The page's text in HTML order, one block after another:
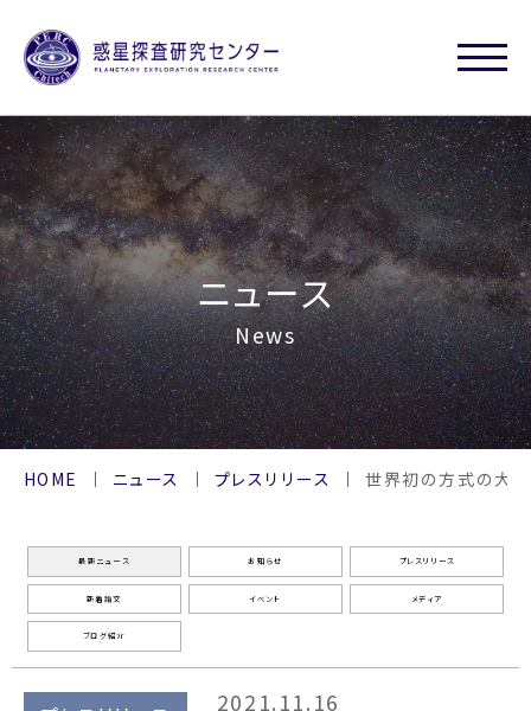
ニュース
News
HOME ニュース プレスリリース 世界初の方式の大面
最新ニュース お知らせ プレスリリース
新着論文 イベント メディア
ブログ紹介
2021.11.16